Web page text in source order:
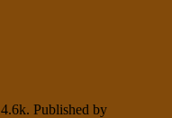
4.6k. Published by